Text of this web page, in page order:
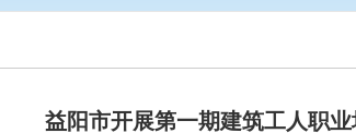
益阳市开展第一期建筑工人职